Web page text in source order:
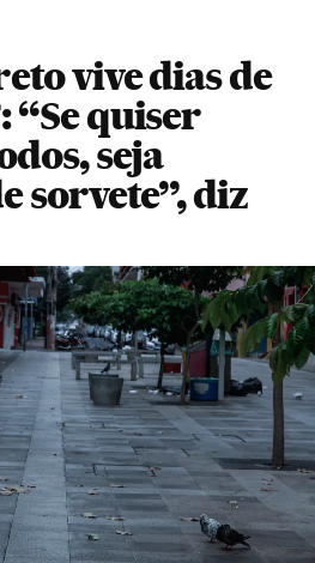
vive dias de
“Se quiser
seja
sorvete”, diz